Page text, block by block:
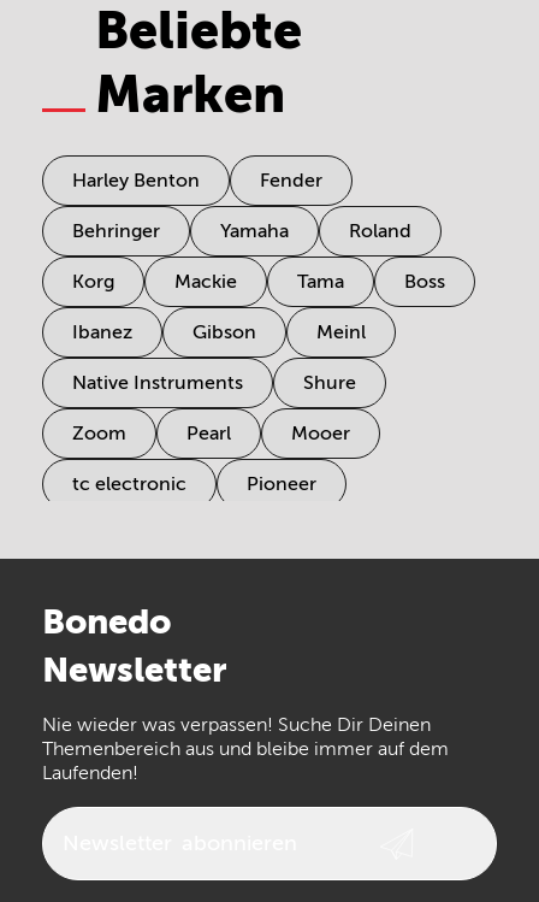
Beliebte
Marken
Harley Benton Fender
Behringer Yamaha Roland
Korg Mackie Tama Boss
Ibanez Gibson Meinl
Native Instruments Shure
Zoom Pearl Mooer
tc electronic Pioneer
Arturia
the t.bone
Walrus Audio Epiphone
Bonedo
Newsletter
Nie wieder was verpassen! Suche Dir Deinen
Themenbereich aus und bleibe immer auf dem
Laufenden!